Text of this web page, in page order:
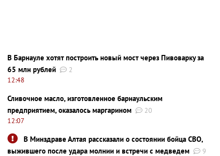
В Барнауле хотят построить новый мост через Пивоварку за
65 млн рублей
2
12:48
Сливочное масло, изготовленное барнаульским
предприятием, оказалось маргарином
20
12:07
В Минздраве Алтая рассказали о состоянии бойца СВО,
выжившего после удара молнии и встречи с медведем
9